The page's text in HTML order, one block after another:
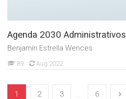
Agenda 2030 Administrativos
Benjamín Estrella Wences
89 Aug 2022
1 2 3 6